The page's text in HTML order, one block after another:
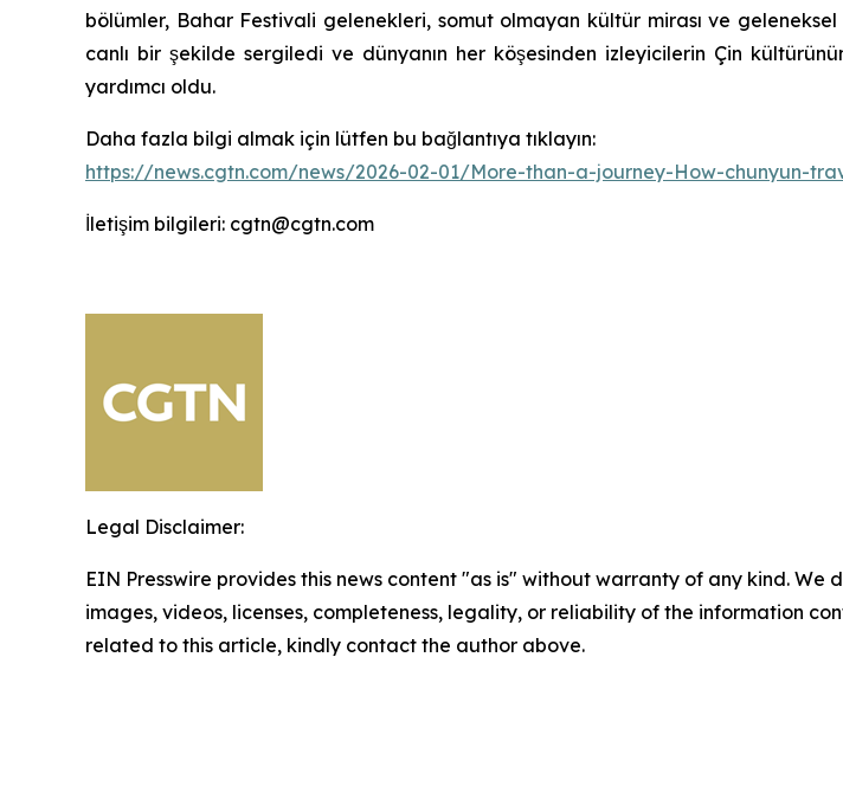
bölümler, Bahar Festivali gelenekleri, somut olmayan kültür mirası ve
canlı bir şekilde sergiledi ve dünyanın her köşesinden izleyicilerin Çin
yardımcı oldu.
Daha fazla bilgi almak için lütfen bu bağlantıya tıklayın:
https://news.cgtn.com/news/2026-02-01/More-than-a-journey-How-chunyun-
İletişim bilgileri: cgtn@cgtn.com
Legal Disclaimer:
EIN Presswire provides this news content "as is" without warranty of any kind.
images, videos, licenses, completeness, legality, or reliability of the information
related to this article, kindly contact the author above.